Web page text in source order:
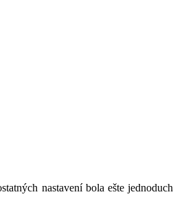
nastavení bola ešte